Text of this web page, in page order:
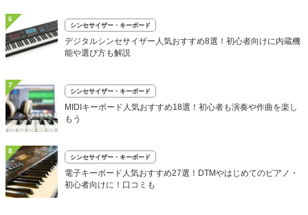
6
シンセサイザー・キーボード
デジタルシンセサイザー人気おすすめ8選！初心者向けに内蔵機
能や選び方も解説
7
シンセサイザー・キーボード
MIDIキーボード人気おすすめ18選！初心者も演奏や作曲を楽し
もう
8
シンセサイザー・キーボード
電子キーボード人気おすすめ27選！DTMやはじめてのピアノ・
初心者向けに！口コミも